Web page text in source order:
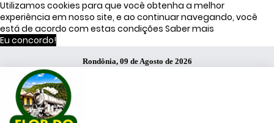
Utilizamos cookies para que você obtenha a melhor
experiência em nosso site, e ao continuar navegando, você
está de acordo com estas condições Saber mais
Eu concordo!
Rondônia, 09 de Agosto de 2026